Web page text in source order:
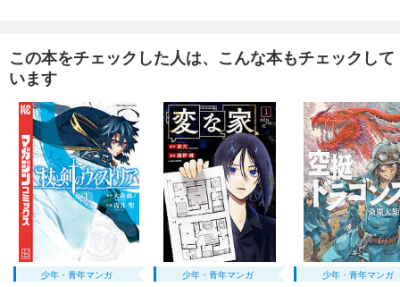
この本をチェックした人は、こんな本もチェックして
います
少年・青年マンガ 少年・青年マンガ 少年・青年マンガ